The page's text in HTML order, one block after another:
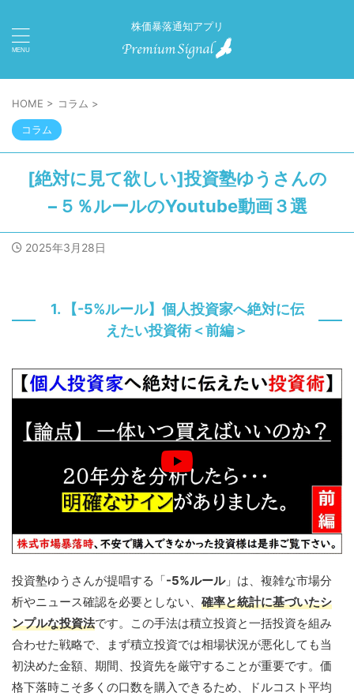
株価暴落通知アプリ
HOME > コラム >
コラム
[絶対に見て欲しい]投資塾ゆうさんの
−５％ルールのYoutube動画３選
2025年3月28日
1. 【-5%ルール】個人投資家へ絶対に伝
えたい投資術＜前編＞
投資塾ゆうさんが提唱する「-5%ルール」は、複雑な市場分
析やニュース確認を必要としない、 確率と統計に基づいたシ
ンプルな投資法です。この手法は積立投資と一括投資を組み
合わせた戦略で、まず積立投資では相場状況が悪化しても当
初決めた金額、期間、投資先を厳守することが重要です。価
格下落時こそ多くの口数を購入できるため、ドルコスト平均